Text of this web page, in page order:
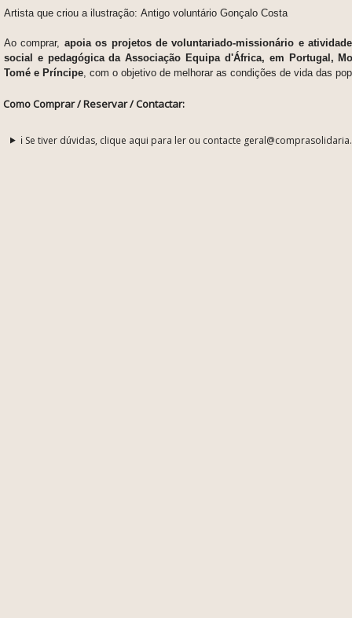
Artista que criou a ilustração: Antigo voluntário Gonçalo Costa
Ao comprar, apoia os projetos de voluntariado-missionário e
social e pedagógica da Associação Equipa d'África, em Portugal,
Tomé e Príncipe , com o objetivo de melhorar as condições de vida das
Como Comprar / Reservar / Contactar:
ℹ️ Se tiver dúvidas, clique aqui para ler ou contacte